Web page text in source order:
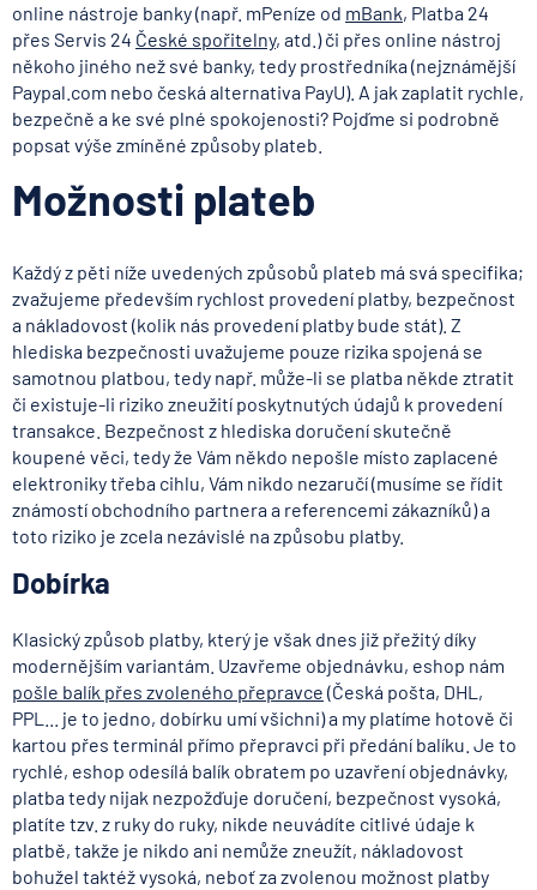
online nástroje banky (např. mPeníze od mBank, Platba 24
přes Servis 24 České spořitelny, atd.) či přes online nástroj
někoho jiného než své banky, tedy prostředníka (nejznámější
Paypal.com nebo česká alternativa PayU). A jak zaplatit rychle,
bezpečně a ke své plné spokojenosti? Pojďme si podrobně
popsat výše zmíněné způsoby plateb.
Možnosti plateb
Každý z pěti níže uvedených způsobů plateb má svá specifika;
zvažujeme především rychlost provedení platby, bezpečnost
a nákladovost (kolik nás provedení platby bude stát). Z
hlediska bezpečnosti uvažujeme pouze rizika spojená se
samotnou platbou, tedy např. může-li se platba někde ztratit
či existuje-li riziko zneužití poskytnutých údajů k provedení
transakce. Bezpečnost z hlediska doručení skutečně
koupené věci, tedy že Vám někdo nepošle místo zaplacené
elektroniky třeba cihlu, Vám nikdo nezaručí (musíme se řídit
známostí obchodního partnera a referencemi zákazníků) a
toto riziko je zcela nezávislé na způsobu platby.
Dobírka
Klasický způsob platby, který je však dnes již přežitý díky
modernějším variantám. Uzavřeme objednávku, eshop nám
pošle balík přes zvoleného přepravce (Česká pošta, DHL,
PPL... je to jedno, dobírku umí všichni) a my platíme hotově či
kartou přes terminál přímo přepravci při předání balíku. Je to
rychlé, eshop odesílá balík obratem po uzavření objednávky,
platba tedy nijak nezpožďuje doručení, bezpečnost vysoká,
platíte tzv. z ruky do ruky, nikde neuvádíte citlivé údaje k
platbě, takže je nikdo ani nemůže zneužít, nákladovost
bohužel taktéž vysoká, neboť za zvolenou možnost platby